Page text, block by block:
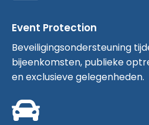
Event Protection
Beveiligingsondersteuning
bijeenkomsten, publieke
en exclusieve gelegenheden.